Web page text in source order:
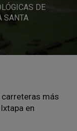
DE
SANTA
carreteras más
en